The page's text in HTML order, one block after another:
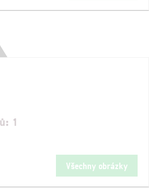
1
Všechny obrázky